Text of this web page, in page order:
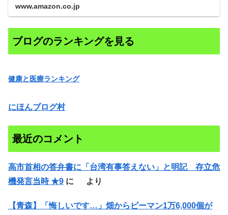
www.amazon.co.jp
ブログのランキングを見る
健康と医療ランキング
にほんブログ村
最近のコメント
高市首相の答弁書に「台湾有事答えない」と明記 存立危
機発言当時 ★9 に より
【青森】「悔しいです…」畑からピーマン1万6,000個が